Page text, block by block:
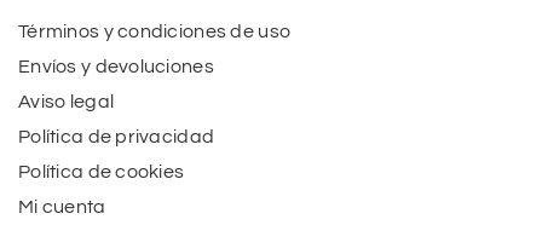
Términos y condiciones de uso
Envíos y devoluciones
Aviso legal
Política de privacidad
Política de cookies
Mi cuenta